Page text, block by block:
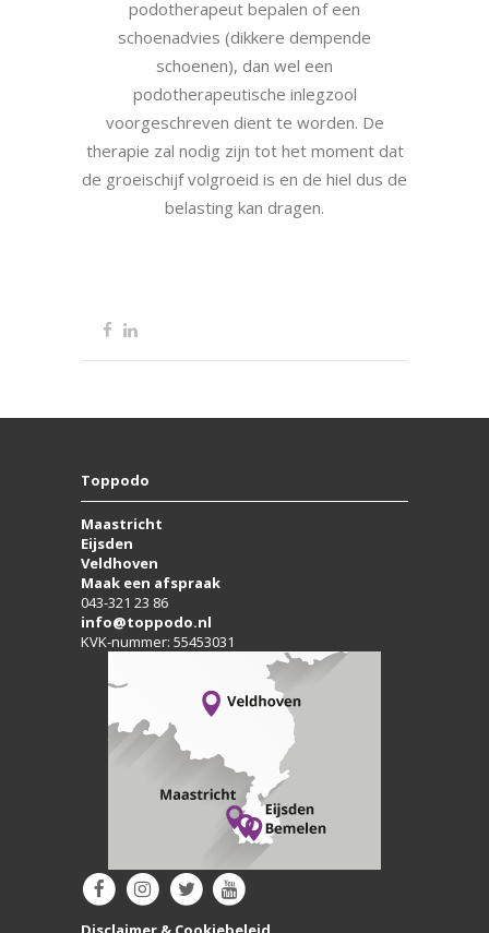
podotherapeut bepalen of een
schoenadvies (dikkere dempende
schoenen), dan wel een
podotherapeutische inlegzool
voorgeschreven dient te worden. De
therapie zal nodig zijn tot het moment dat
de groeischijf volgroeid is en de hiel dus de
belasting kan dragen.
Toppodo
Maastricht
Eijsden
Veldhoven
Maak een afspraak
043-321 23 86
info@toppodo.nl
KVK-nummer: 55453031